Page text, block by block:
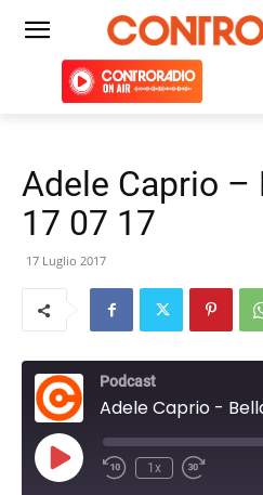
Adele Caprio –
17 07 17
17 Luglio 2017
Podcast
Adele Caprio -
Play
Episode
1x